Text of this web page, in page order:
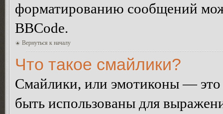
форматированию сообщений
BBCode.
Вернуться к началу
Что такое смайлики?
Смайлики, или эмотиконы — это
быть использованы для